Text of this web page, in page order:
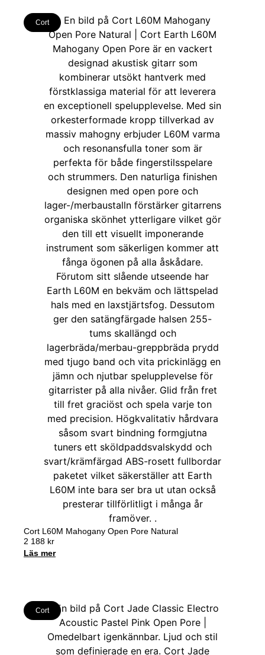
Cort
Cort L60M Mahogany Open Pore Natural
2 188 kr
Läs mer
Cort